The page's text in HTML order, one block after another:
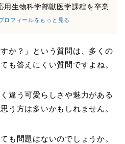
用生物科学部獣医学課程を卒業
ロフィールをもっと見る
か？」という質問は、多くの
も答えにくい質問ですよね。
違う可愛らしさや魅力がある
う方は多いかもしれません。
も問題はないのでしょうか。